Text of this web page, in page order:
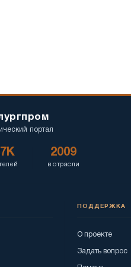
портал
2009
в отрасли
ПОДДЕРЖКА
О проекте
Задать вопрос